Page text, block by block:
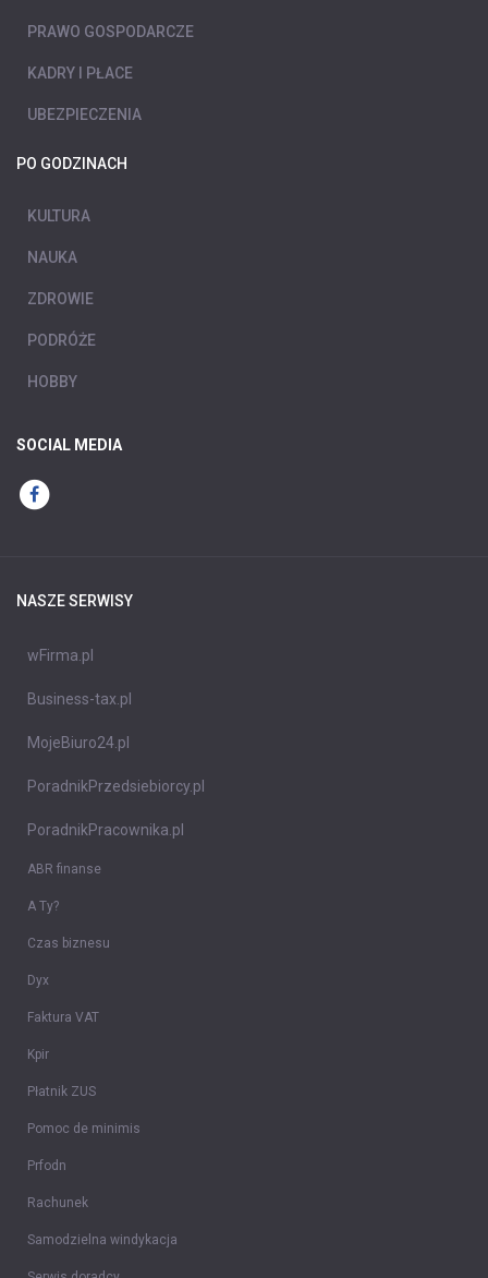
PRAWO GOSPODARCZE
KADRY I PŁACE
UBEZPIECZENIA
PO GODZINACH
KULTURA
NAUKA
ZDROWIE
PODRÓŻE
HOBBY
SOCIAL MEDIA
NASZE SERWISY
wFirma.pl
Business-tax.pl
MojeBiuro24.pl
PoradnikPrzedsiebiorcy.pl
PoradnikPracownika.pl
ABR finanse
A Ty?
Czas biznesu
Dyx
Faktura VAT
Kpir
Płatnik ZUS
Pomoc de minimis
Prfodn
Rachunek
Samodzielna windykacja